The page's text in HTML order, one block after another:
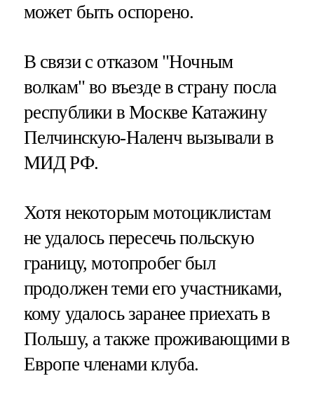
может быть оспорено.
В связи с отказом "Ночным
волкам" во въезде в страну посла
республики в Москве Катажину
Пелчинскую-Наленч вызывали в
МИД РФ.
Хотя некоторым мотоциклистам
не удалось пересечь польскую
границу, мотопробег был
продолжен теми его участниками,
кому удалось заранее приехать в
Польшу, а также проживающими в
Европе членами клуба.